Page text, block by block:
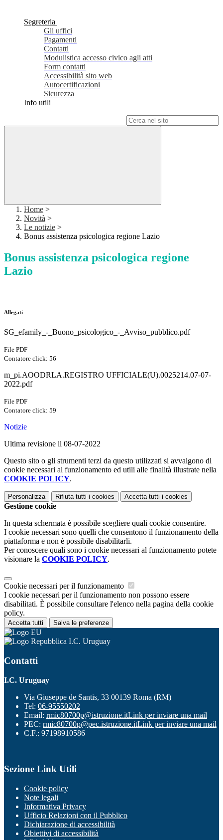
Segreteria
Gli uffici
Pagamenti
Contatti
Modulistica accesso civico agli atti
Form contatti
Accessibilità sito web
Autocertificazioni
Sicurezza
Info utili
Home >
Novità >
Le notizie >
Bonus assistenza psicologica regione Lazio
Bonus assistenza psicologica regione
Lazio
Allegati
SG_efamily_-_Buono_psicologico_-_Avviso_pubblico.pdf
File PDF
Contatore click: 56
m_pi.AOODRLA.REGISTRO UFFICIALE(U).0025214.07-07-
2022.pdf
File PDF
Contatore click: 59
Notizie
Ultima revisione il 08-07-2022
Questo sito o gli strumenti terzi da questo utilizzati si avvalgono di
cookie necessari al funzionamento ed utili alle finalità illustrate nella
COOKIE POLICY.
Personalizza Rifiuta tutti i cookies Accetta tutti i cookies
Gestione cookie
In questa schermata è possibile scegliere quali cookie consentire.
I cookie necessari sono quelli che consentono il funzionamento della
piattaforma e non è possibile disabilitarli.
Per conoscere quali sono i cookie necessari al funzionamento potete
visionare la COOKIE POLICY.
Cookie necessari per il funzionamento
I cookie necessari per il funzionamento non possono essere
disabilitati. È possibile consultare l'elenco nella pagina della cookie
policy.
Accetta tutti Salva le preferenze
I.C. Uruguay
Contatti
I.C. Uruguay
Via Giuseppe de Santis, 33 00139 Roma (RM)
Tel: 06-95550202
Email: rmic80700p@istruzione.itLink per inviare una mail
PEC: rmic80700p@pec.istruzione.itLink per inviare una mail
C.F.: 97198910586
Sezione Link Utili
Cookie policy
Note legali
Informativa Privacy
Ufficio Relazioni con il Pubblico
Dichiarazione di accessibilità
Obiettivi di accessibilità